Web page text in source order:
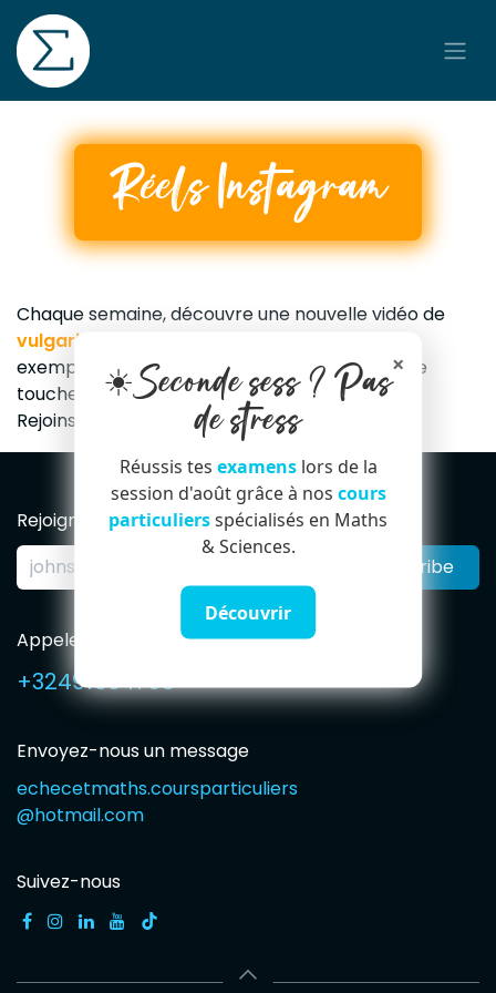
Se rendre au contenu
Réels Instagram
Chaque semaine, découvre une nouvelle vidéo de
vulgarisation scientifique
exemples de la vie de tous les jours et avec une
touche d'humour !
Rejoins-nous sur instagram ✌️
Rejoignez notre Newsletter
Subscribe
Appelez-nous
+32491594765
Envoyez-nous un message
echecetmaths.coursparticuliers
@hotmail.com
Suivez-nous
×
☀️Seconde sess ? Pas
de stress
Réussis tes examenslors de la
session d'août grâce à nos cours
particuliersspécialisés en Maths
& Sciences.
Découvrir